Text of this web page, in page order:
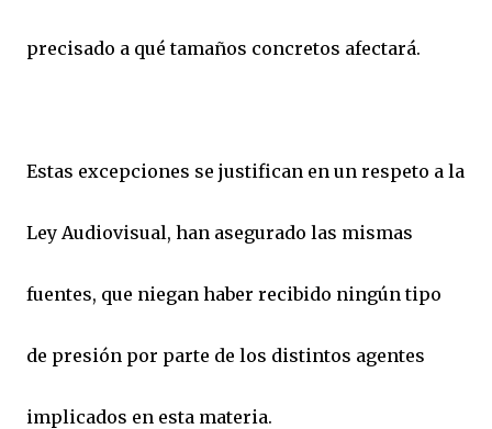
precisado a qué tamaños concretos afectará.
Estas excepciones se justifican en un respeto a la
Ley Audiovisual, han asegurado las mismas
fuentes, que niegan haber recibido ningún tipo
de presión por parte de los distintos agentes
implicados en esta materia.